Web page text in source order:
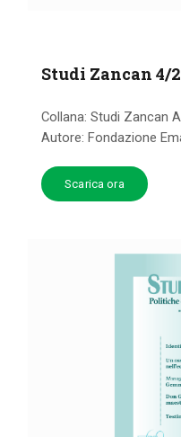
Studi Zancan 4/
Collana: Studi Zancan
Autore: Fondazione
Scarica ora